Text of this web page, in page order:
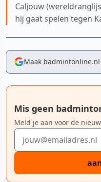
Caljouw
hij gaat spelen tegen
Maak
Mis geen
Meld je aan voor de
E-mailadres